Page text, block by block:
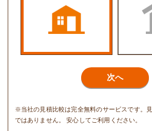
次へ
※当社の見積比較は完全無料のサービスです。
ではありません。 安心してご利用ください。